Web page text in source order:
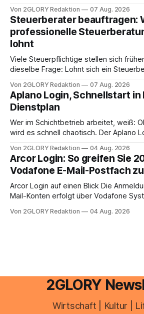
angewiesen ist, stellt sich für Familien
Frage: Muss die Versorgung dauerhaft
oder ist ein Leben zu Hause möglich?
Intensivpflege bietet genau diese
Von 2GLORY Redaktion 07 Aug. 2026
Steuerberater beauftragen:
professionelle
lohnt
Viele Steuerpflichtige stellen sich
dieselbe Frage: Lohnt sich ein
erledigen? Die kurze Antwort: Bei
Einkommensverhältnissen reicht häufig
aus – sobald jedoch mehrere
zusammentreffen oder größere
anstehen, zahlt sich professionelle
Von 2GLORY Redaktion 07 Aug. 2026
Aplano Login, Schnellstart in
Dienstplan
Wer im Schichtbetrieb arbeitet, weiß:
wird es schnell chaotisch. Der Aplano
abwesenheiten und die gesamte
Ihr personal digital zu organisieren. In
erfahren Sie alles, was Sie für einen
brauchen, von der Registrierung
Von 2GLORY Redaktion 04 Aug. 2026
Arcor Login: So greifen Sie
Vodafone E-Mail-Postfach zu
Arcor Login auf einen Blick Die Anmeldung für alte Arcor-E-
Mail-Konten erfolgt über Vodafone
besitzt, loggt sich heute über das
Von 2GLORY Redaktion 04 Aug. 2026
2GLORY
Wirtschaft | Kultur |